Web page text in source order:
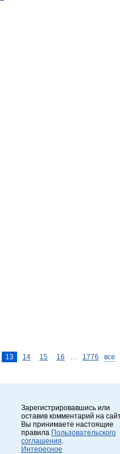
13 14 15 16 1776 все
Зарегистрировавшись или
оставив комментарий на
Вы принимаете настоящие
правила Пользовательского
соглашения
Интересное